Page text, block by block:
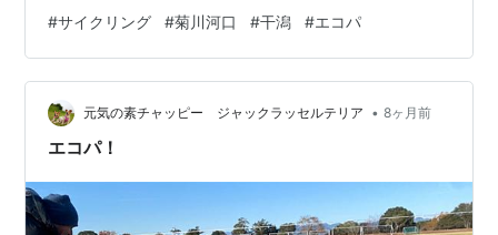
ようです。スタイルもキマッテマス。(#^.^#)（明日に続
く） 今日はエコパまでサイクリングしてきました。三連
休中日の快晴なので賑わっているかと思いきや、人は疎
らでした。 今日もお立ち寄りいただき ありがとうござい
ました See you again 😜
#サイクリング #菊川河口 #干潟 #エコパ
元気の素チャッピー ジャックラッセルテリア • 8ヶ月前
エコパ！